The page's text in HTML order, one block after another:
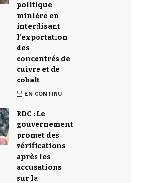
politique
minière en
interdisant
l’exportation
des
concentrés de
cuivre et de
cobalt
EN CONTINU
RDC : Le
gouvernement
promet des
vérifications
après les
accusations
sur la